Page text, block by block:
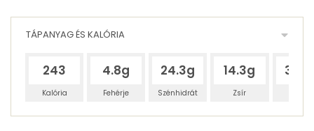
TÁPANYAG ÉS KALÓRIA
243
Kalória
4.8g
Fehérje
24.3g
Szénhidrát
14.3g
Zsír